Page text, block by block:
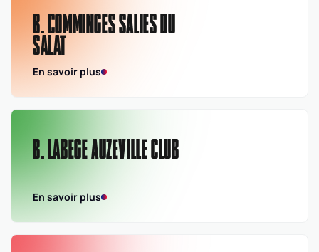
B. COMMINGES SALIES DU
SALAT
En savoir plus
B. LABEGE AUZEVILLE CLUB
En savoir plus